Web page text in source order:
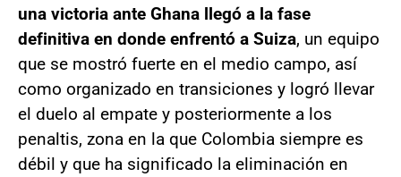
una victoria ante Ghana llegó a la fase
definitiva en donde enfrentó a Suiza, un equipo
que se mostró fuerte en el medio campo, así
como organizado en transiciones y logró llevar
el duelo al empate y posteriormente a los
penaltis, zona en la que Colombia siempre es
débil y que ha significado la eliminación en